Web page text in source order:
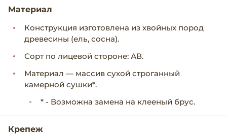
Материал
Конструкция изготовлена из хвойных пород
древесины (ель, сосна).
Сорт по лицевой стороне: АВ.
Материал — массив сухой строганный
камерной сушки*.
* - Возможна замена на клееный брус.
Крепеж